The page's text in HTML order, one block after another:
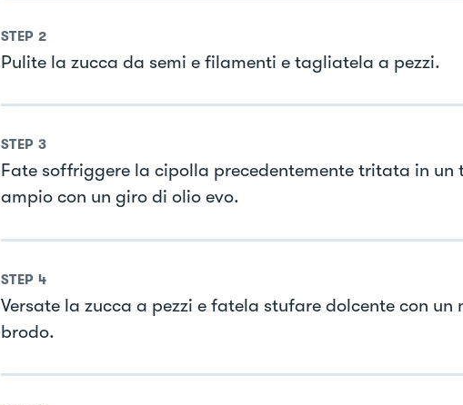
STEP 2
Pulite la zucca da semi e filamenti e tagliatela a pezzi.
STEP 3
Fate soffriggere la cipolla precedentemente tritata in un
ampio con un giro di olio evo.
STEP 4
Versate la zucca a pezzi e fatela stufare dolcente con un
brodo.